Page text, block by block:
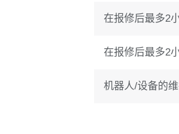
在报修后最多2
在报修后最多2
机器人/设备的